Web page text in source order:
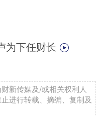
为下任财长
新传媒及/或相关权利人
进行转载、摘编、复制及